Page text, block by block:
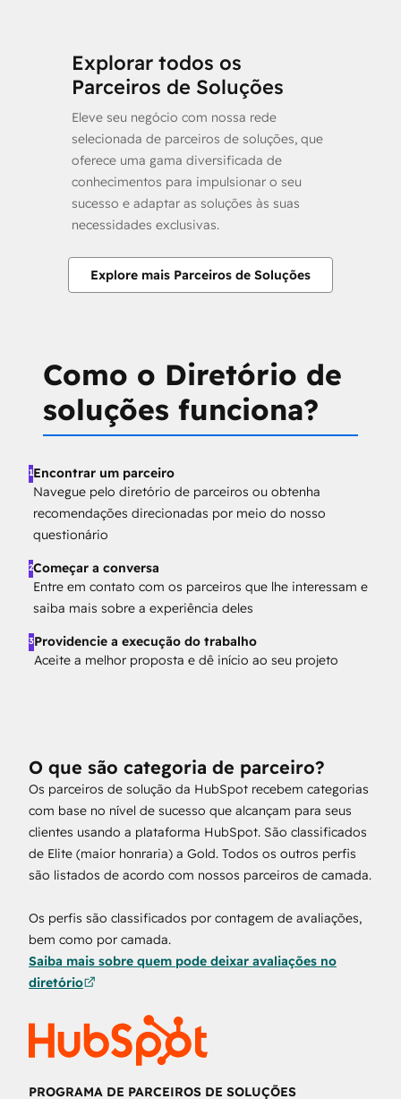
Explorar todos os
Parceiros de Soluções
Eleve seu negócio com nossa rede
selecionada de parceiros de soluções, que
oferece uma gama diversificada de
conhecimentos para impulsionar o seu
sucesso e adaptar as soluções às suas
necessidades exclusivas.
Explore mais Parceiros de Soluções
Como o Diretório de
soluções funciona?
1Encontrar um parceiro
Navegue pelo diretório de parceiros ou obtenha
recomendações direcionadas por meio do nosso
questionário
2Começar a conversa
Entre em contato com os parceiros que lhe interessam e
saiba mais sobre a experiência deles
3Providencie a execução do trabalho
Aceite a melhor proposta e dê início ao seu projeto
O que são categoria de parceiro?
Os parceiros de solução da HubSpot recebem categorias
com base no nível de sucesso que alcançam para seus
clientes usando a plataforma HubSpot. São classificados
de Elite (maior honraria) a Gold. Todos os outros perfis
são listados de acordo com nossos parceiros de camada.
Os perfis são classificados por contagem de avaliações,
bem como por camada.
Saiba mais sobre quem pode deixar avaliações no
diretório
PROGRAMA DE PARCEIROS DE SOLUÇÕES